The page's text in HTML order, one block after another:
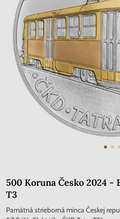
500 Koruna Česko 2024 -
T3
Pamätná strieborná minca Českej